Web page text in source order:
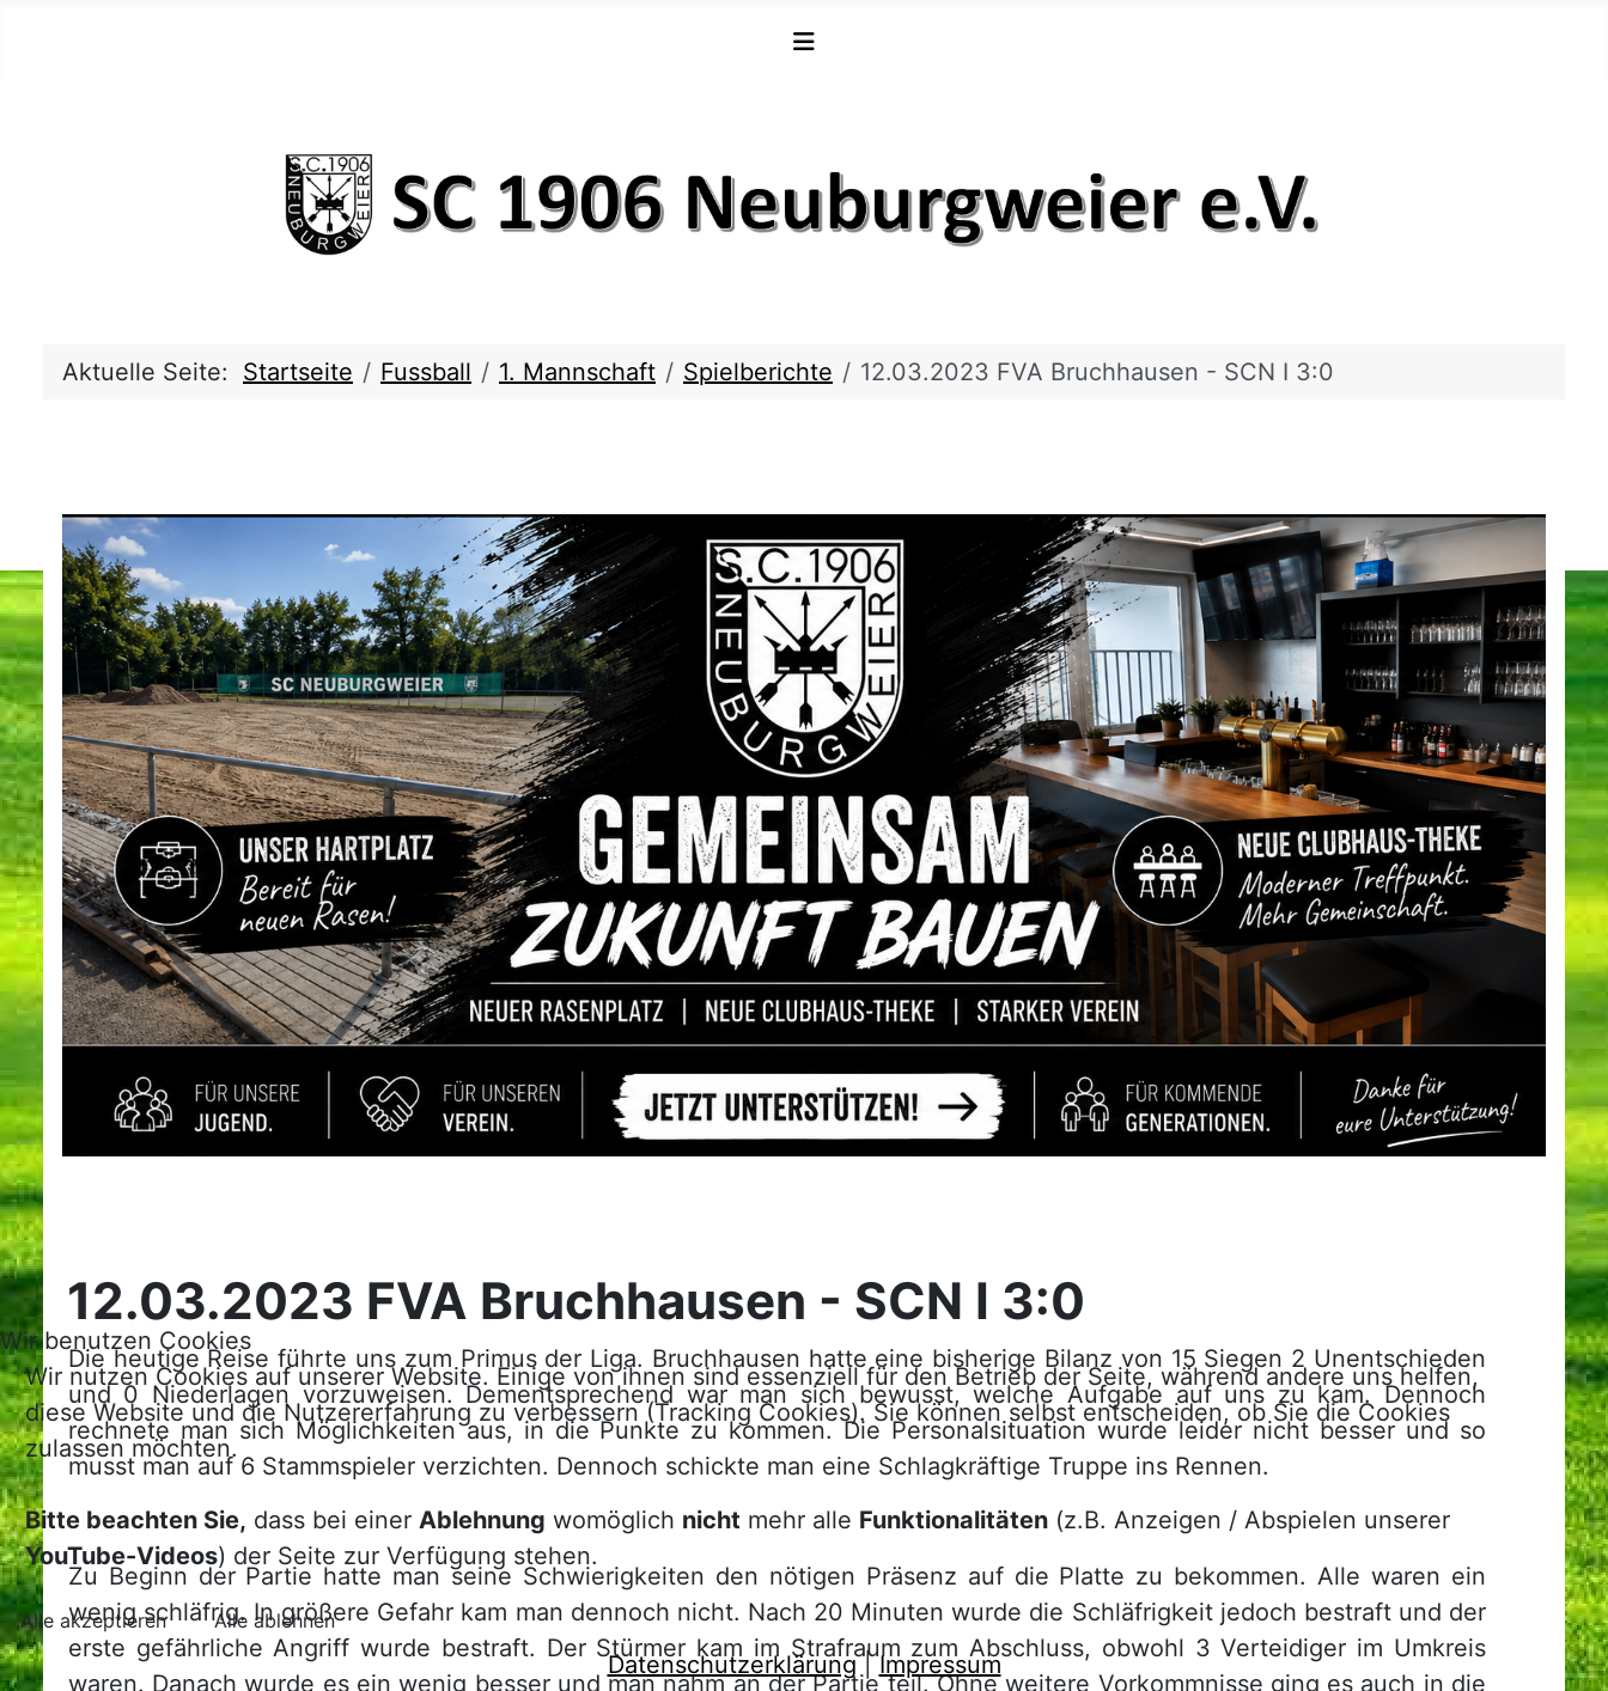
Aktuelle Seite: Startseite Fussball 1. Mannschaft Spielberichte 12.03.2023 FVA Bruchhausen - SCN I 3:0
12.03.2023 FVA Bruchhausen - SCN I 3:0
Die heutige Reise führte uns zum Primus der Liga. Bruchhausen hatte eine bisherige Bilanz von 15 Siegen 2 Unentschieden
und 0 Niederlagen vorzuweisen. Dementsprechend war man sich bewusst, welche Aufgabe auf uns zu kam. Dennoch
rechnete man sich Möglichkeiten aus, in die Punkte zu kommen. Die Personalsituation wurde leider nicht besser und so
musst man auf 6 Stammspieler verzichten. Dennoch schickte man eine Schlagkräftige Truppe ins Rennen.
Zu Beginn der Partie hatte man seine Schwierigkeiten den nötigen Präsenz auf die Platte zu bekommen. Alle waren ein
wenig schläfrig. In größere Gefahr kam man dennoch nicht. Nach 20 Minuten wurde die Schläfrigkeit jedoch bestraft und der
erste gefährliche Angriff wurde bestraft. Der Stürmer kam im Strafraum zum Abschluss, obwohl 3 Verteidiger im Umkreis
waren. Danach wurde es ein wenig besser und man nahm an der Partie teil. Ohne weitere Vorkommnisse ging es auch in die
Wir benutzen Cookies
Wir nutzen Cookies auf unserer Website. Einige von ihnen sind essenziell für den Betrieb der Seite, während andere uns helfen,
diese Website und die Nutzererfahrung zu verbessern (Tracking Cookies). Sie können selbst entscheiden, ob Sie die Cookies
zulassen möchten.
Bitte beachten Sie, dass bei einer Ablehnung womöglich nicht mehr alle Funktionalitäten(z.B. Anzeigen / Abspielen unserer
YouTube-Videos) der Seite zur Verfügung stehen.
Alle akzeptieren Alle ablehnen
Datenschutzerklärung|Impressum